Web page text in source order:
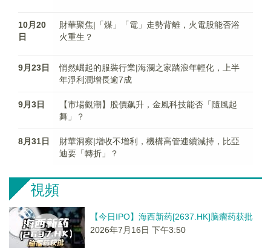
10月20
日
財華聚焦|「煤」「電」走勢背離，火電股能否浴
火重生？
9月23日
悄然崛起的服裝行業|海瀾之家踏浪年輕化，上半
年淨利潤增長逾7成
9月3日
【市場觀潮】股價飙升，金風科技能否「隨風起
舞」？
8月31日
財華洞察|增收不增利，機構高管連續減持，比亞
迪要「轉折」？
視頻
【今日IPO】海西新药[2637.HK]脑瘤药获批
2026年7月16日 下午3:50